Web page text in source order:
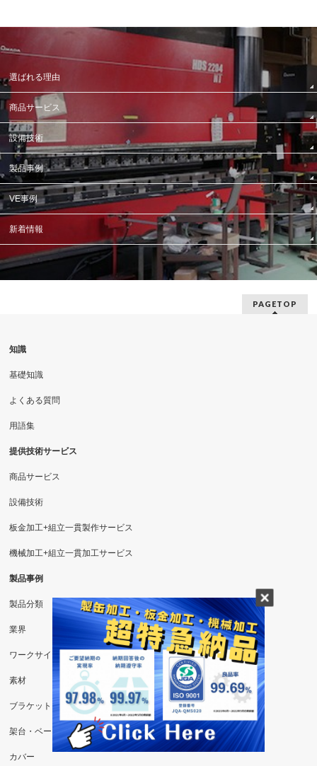
選ばれる理由
商品サービス
設備技術
製品事例
VE事例
新着情報
PAGETOP
知識
基礎知識
よくある質問
用語集
提供技術サービス
商品サービス
設備技術
板金加工+組立一貫製作サービス
機械加工+組立一貫加工サービス
製品事例
製品分類
業界
ワークサイズ
素材
ブラケット
架台・ベース
カバー